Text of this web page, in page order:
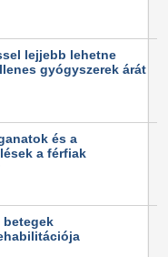
lejjebb lehetne
gyógyszerek árát
és a
a férfiak
betegek